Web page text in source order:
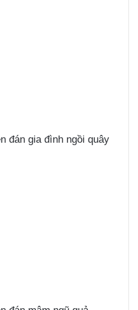
đán gia đình ngồi quây